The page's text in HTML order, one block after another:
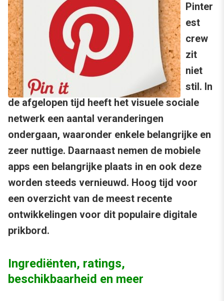
Pinter
est
crew
zit
niet
stil. In
de afgelopen tijd heeft het visuele sociale
netwerk een aantal veranderingen
ondergaan, waaronder enkele belangrijke en
zeer nuttige. Daarnaast nemen de mobiele
apps een belangrijke plaats in en ook deze
worden steeds vernieuwd. Hoog tijd voor
een overzicht van de meest recente
ontwikkelingen voor dit populaire digitale
prikbord.
Ingrediënten, ratings,
beschikbaarheid en meer